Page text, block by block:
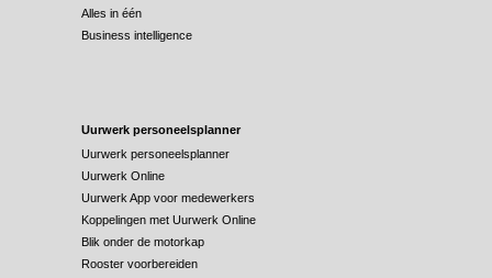
Alles in één
Business intelligence
Uurwerk personeelsplanner
Uurwerk personeelsplanner
Uurwerk Online
Uurwerk App voor medewerkers
Koppelingen met Uurwerk Online
Blik onder de motorkap
Rooster voorbereiden